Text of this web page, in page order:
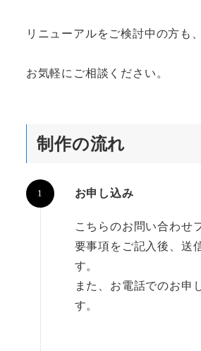
リニューアルをご検討中の方も、
お気軽にご相談ください。
制作の流れ
お申し込み
こちらのお問い合わせ
要事項をご記入後、送
す。
また、お電話でのお申
す。